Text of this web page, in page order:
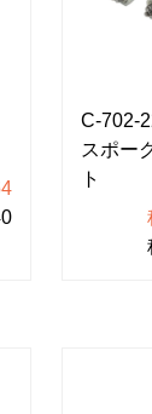
C-702-
スポー
ト